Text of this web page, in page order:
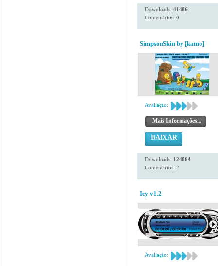
Downloads: 41486
Comentários: 0
SimpsonSkin by [kamo]
Avaliação:
Mais Informações...
BAIXAR
Downloads: 124064
Comentários: 2
Icy v1.2
Avaliação: